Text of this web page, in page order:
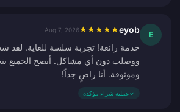
E
eyob
★
★
★
★
★
Aug 7, 2026
خدمة رائعة! تجربة سلسة للغاية. لقد
ووصلت دون أي مشاكل. أنصح الجميع
وموثوقة. أنا راضٍ جداً!
✓عملية شراء مؤكدة